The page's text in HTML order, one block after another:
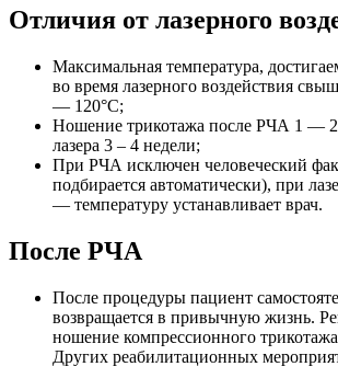
Отличия от лазерного
Максимальная температура,
во время лазерного воздействия
— 120°С;
Ношение трикотажа после РЧА 1 — 2
лазера 3 – 4 недели;
При РЧА исключен человеческий
подбирается автоматически), при
— температуру устанавливает врач.
После РЧА
После процедуры пациент
возвращается в привычную жизнь.
ношение компрессионного
Других реабилитационных